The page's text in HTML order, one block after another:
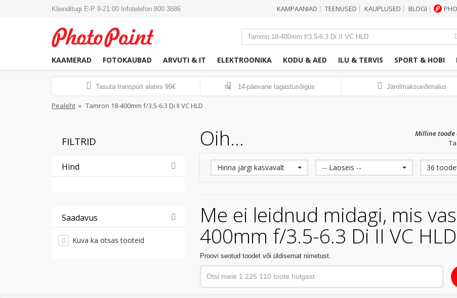
Klienditugi E-P 9-21:00 Infotelefon 800 3686 KAMPAANIAD TEENUSED KAUPLUSED BLOGI
KAAMERAD FOTOKAUBAD ARVUTI & IT ELEKTROONIKA KODU & AED ILU & TERVIS SPORT & HOBI
Tasuta transport alates 99€ 14 14-päevane tagastusõigus Järelmaksuvõimalus
Pealeht » Tamron 18-400mm f/3.5-6.3 Di II VC HLD
FILTRID
Hind
Saadavus
Kuva ka otsas tooteid
Oih... Milline toode
Hinna järgi kasvavalt -- Laoseis -- 36
Me ei leidnud midagi, mis
400mm f/3.5-6.3 Di II VC
Proovi seotud toodet või üldisemat nimetust.